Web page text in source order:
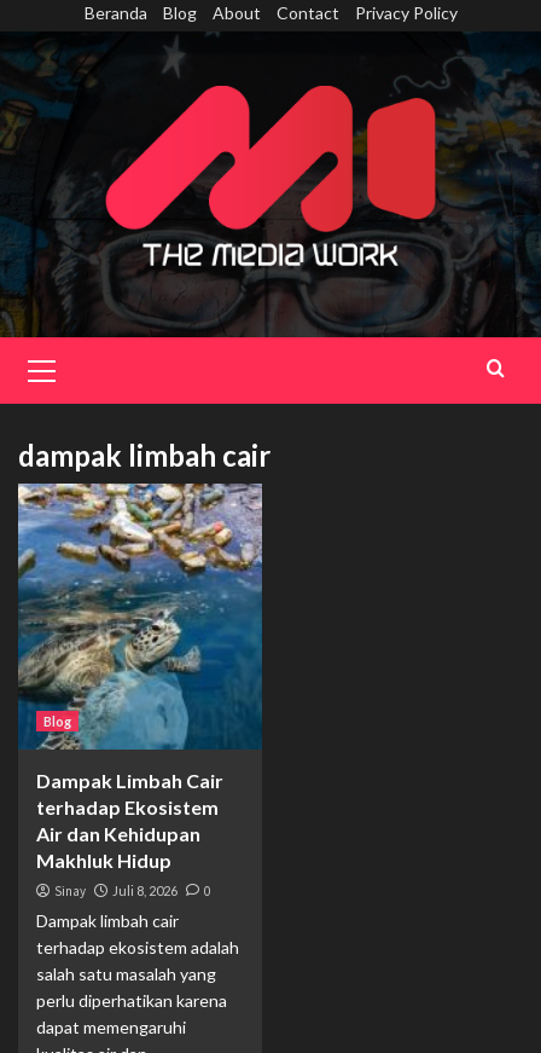
content
Beranda Blog About Contact Privacy Policy
Menu
dampak limbah cair
Blog
Dampak Limbah Cair
terhadap Ekosistem
Air dan Kehidupan
Makhluk Hidup
Sinay Juli 8, 2026 0
Dampak limbah cair
terhadap ekosistem adalah
salah satu masalah yang
perlu diperhatikan karena
dapat memengaruhi